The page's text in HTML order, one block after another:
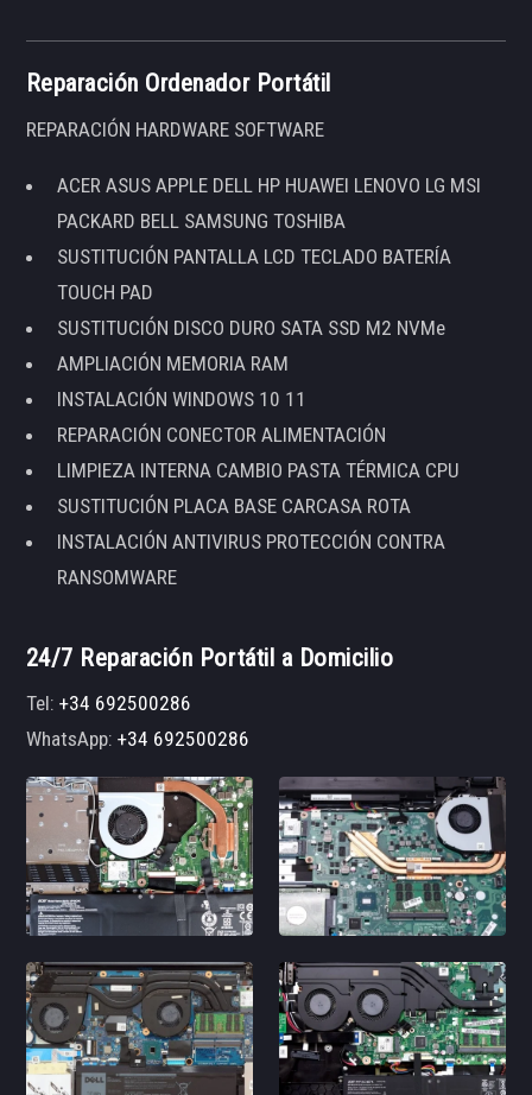
Reparación Ordenador Portátil
REPARACIÓN HARDWARE SOFTWARE
ACER ASUS APPLE DELL HP HUAWEI LENOVO LG MSI
PACKARD BELL SAMSUNG TOSHIBA
SUSTITUCIÓN PANTALLA LCD TECLADO BATERÍA
TOUCH PAD
SUSTITUCIÓN DISCO DURO SATA SSD M2 NVMe
AMPLIACIÓN MEMORIA RAM
INSTALACIÓN WINDOWS 10 11
REPARACIÓN CONECTOR ALIMENTACIÓN
LIMPIEZA INTERNA CAMBIO PASTA TÉRMICA CPU
SUSTITUCIÓN PLACA BASE CARCASA ROTA
INSTALACIÓN ANTIVIRUS PROTECCIÓN CONTRA
RANSOMWARE
24/7 Reparación Portátil a Domicilio
Tel:+34 692500286
WhatsApp:+34 692500286